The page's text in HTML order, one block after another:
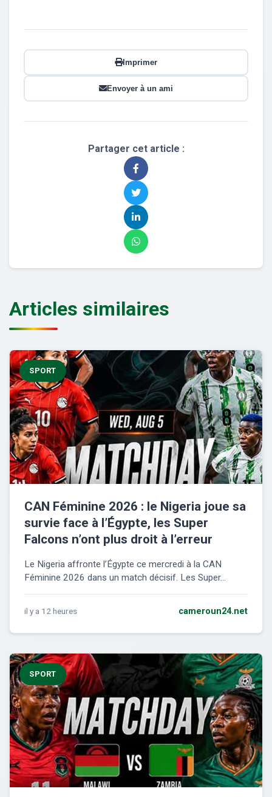
Imprimer
Envoyer à un ami
Partager cet article :
Articles similaires
SPORT
CAN Féminine 2026 : le Nigeria joue sa
survie face à l’Égypte, les Super
Falcons n’ont plus droit à l’erreur
Le Nigeria affronte l’Égypte ce mercredi à la CAN
Féminine 2026 dans un match décisif. Les Super...
il y a 12 heures cameroun24.net
SPORT